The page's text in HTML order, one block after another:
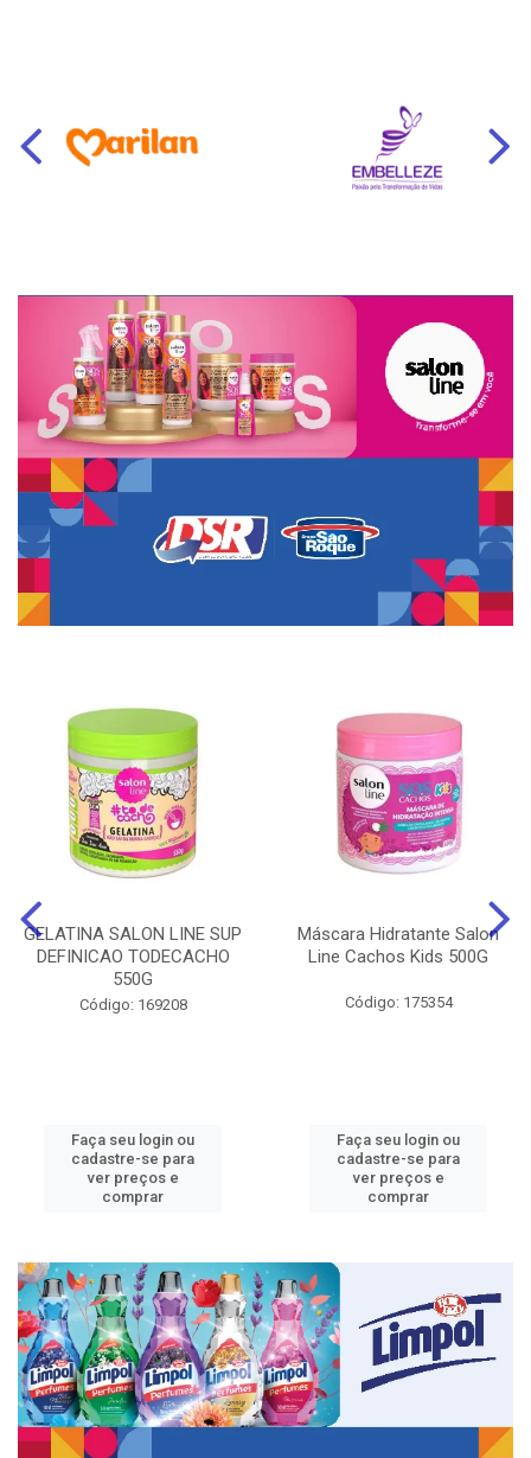
GELATINA SALON LINE SUP
DEFINICAO TODECACHO
550G
Código: 169208
Faça seu login ou
cadastre-se para
ver preços e
comprar
Máscara Hidratante Salon
Line Cachos Kids 500G
Código: 175354
Faça seu login ou
cadastre-se para
ver preços e
comprar